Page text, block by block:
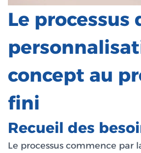
Le processus
concept au
fini
Recueil des
Le processus commence par